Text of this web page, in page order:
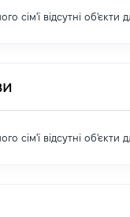
сім'ї відсутні об'єкти
сім'ї відсутні об'єкти